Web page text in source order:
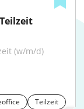
(w/m/d)
Teilzeit